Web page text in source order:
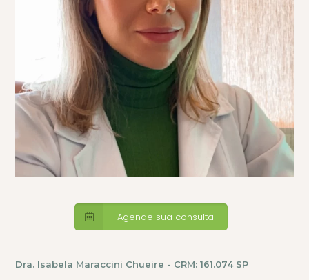
Agende sua consulta
Dra. Isabela Maraccini Chueire - CRM: 161.074 SP